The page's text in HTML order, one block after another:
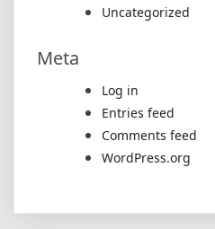
Uncategorized
Meta
Log in
Entries feed
Comments feed
WordPress.org